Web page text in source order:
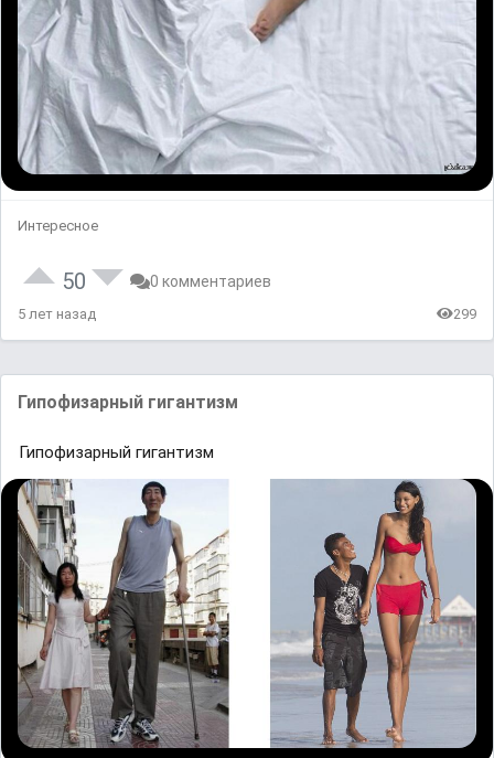
Интересное
50 0 комментариев
5 лет назад 299
Гипофизарный гигантизм
Гипофизарный гигантизм